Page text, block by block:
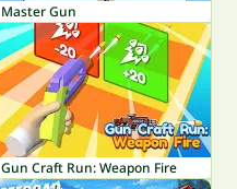
Master Gun
Gun Craft Run: Weapon Fire